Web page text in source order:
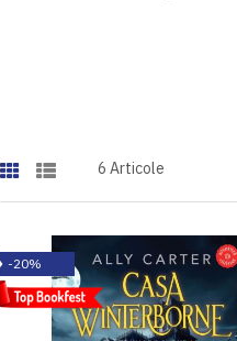
6 Articole
-20%